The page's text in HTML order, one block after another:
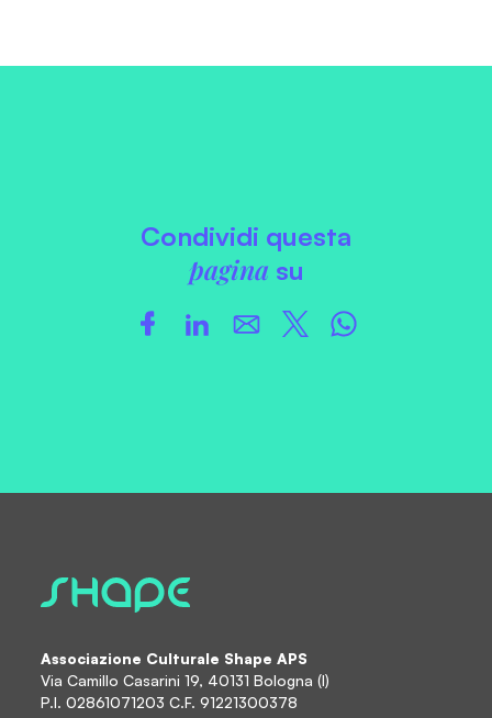
Condividi questa
paginasu
Associazione Culturale Shape APS
Via Camillo Casarini 19, 40131 Bologna (I)
P.I. 02861071203 C.F. 91221300378